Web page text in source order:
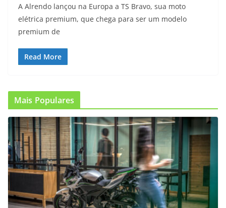
A Alrendo lançou na Europa a TS Bravo, sua moto
elétrica premium, que chega para ser um modelo
premium de
Read More
Mais Populares